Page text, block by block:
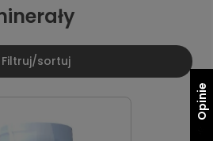
Filtruj/sortuj
Opinie